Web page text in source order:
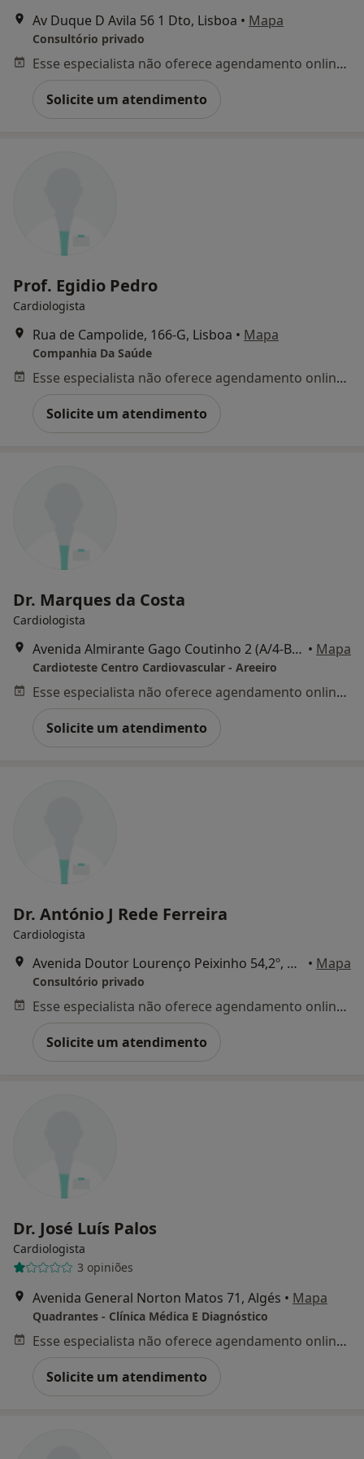
Av Duque D Avila 56 1 Dto, Lisboa • Mapa
Consultório privado
Esse especialista não oferece agendamento online para esse endereço.
Solicite um atendimento
Prof. Egidio Pedro
Cardiologista
Rua de Campolide, 166-G, Lisboa • Mapa
Companhia Da Saúde
Esse especialista não oferece agendamento online para esse endereço.
Solicite um atendimento
Dr. Marques da Costa
Cardiologista
Avenida Almirante Gago Coutinho 2 (A/4-B), Lisboa • Mapa
Cardioteste Centro Cardiovascular - Areeiro
Esse especialista não oferece agendamento online para esse endereço.
Solicite um atendimento
Dr. António J Rede Ferreira
Cardiologista
Avenida Doutor Lourenço Peixinho 54,2º, Aveiro • Mapa
Consultório privado
Esse especialista não oferece agendamento online para esse endereço.
Solicite um atendimento
Dr. José Luís Palos
Cardiologista
3 opiniões
Avenida General Norton Matos 71, Algés • Mapa
Quadrantes - Clínica Médica E Diagnóstico
Esse especialista não oferece agendamento online para esse endereço.
Solicite um atendimento